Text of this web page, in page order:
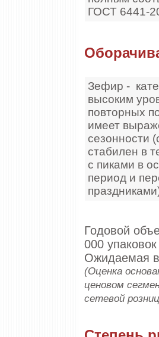
ГОСТ 6441-
Зефир -
высоким
повторных
имеет
сезонности
стабилен в
с пиками в
период и
Годовой
000 упаковок
Ожидаемая
(Оценка
ценовом
сетевой